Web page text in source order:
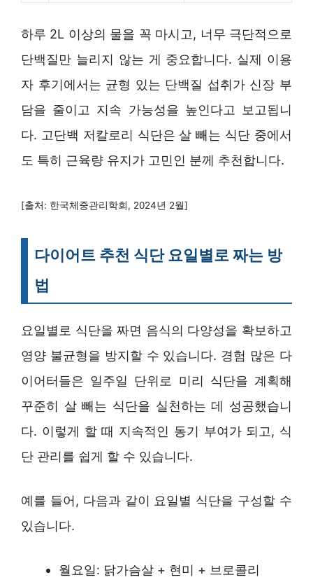
하루 2L 이상의 물을 꼭 마시고, 너무 극단적으로
단백질만 늘리지 않는 게 중요합니다. 실제 이용
자 후기에서는 균형 있는 단백질 섭취가 신장 부
담을 줄이고 지속 가능성을 높인다고 보고됩니
다. 고단백 저칼로리 식단은 살 빼는 식단 중에서
도 특히 근육량 유지가 고민인 분께 추천합니다.
[출처: 한국체중관리학회, 2024년 2월]
다이어트 추천 식단 요일별로 짜는 방
법
요일별로 식단을 짜면 음식의 다양성을 확보하고
영양 불균형을 방지할 수 있습니다. 경험 많은 다
이어터들은 일주일 단위로 미리 식단을 계획해
꾸준히 살 빼는 식단을 실천하는 데 성공했습니
다. 이렇게 할 때 지속적인 동기 부여가 되고, 식
단 관리를 쉽게 할 수 있습니다.
예를 들어, 다음과 같이 요일별 식단을 구성할 수
있습니다.
월요일: 닭가슴살 + 현미 + 브로콜리